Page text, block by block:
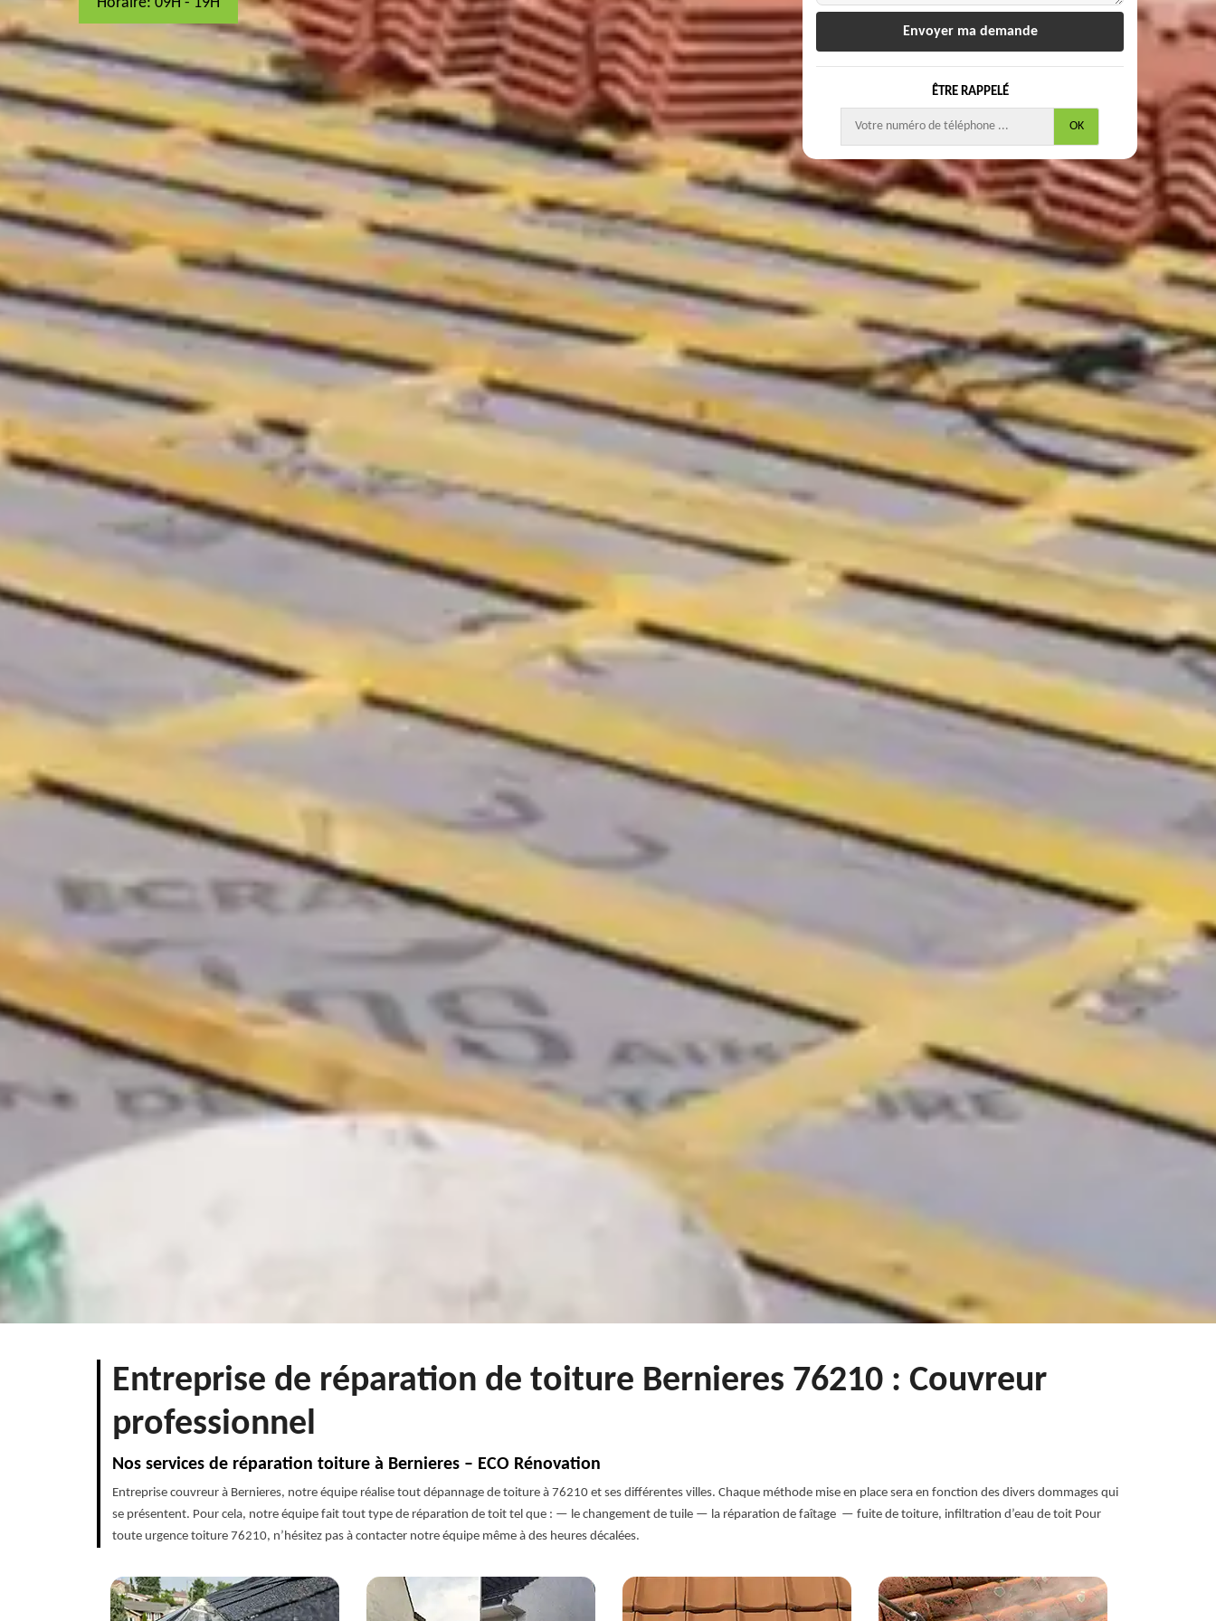
ÊTRE RAPPELÉ
Entreprise de réparation de toiture Bernieres 76210 : Couvreur
professionnel
Nos services de réparation toiture à Bernieres – ECO Rénovation
Entreprise couvreur à Bernieres, notre équipe réalise tout dépannage de toiture à 76210 et ses différentes villes. Chaque méthode mise en place sera en fonction des divers dommages qui
se présentent. Pour cela, notre équipe fait tout type de réparation de toit tel que : — le changement de tuile — la réparation de faîtage — fuite de toiture, infiltration d’eau de toit Pour
toute urgence toiture 76210, n’hésitez pas à contacter notre équipe même à des heures décalées.